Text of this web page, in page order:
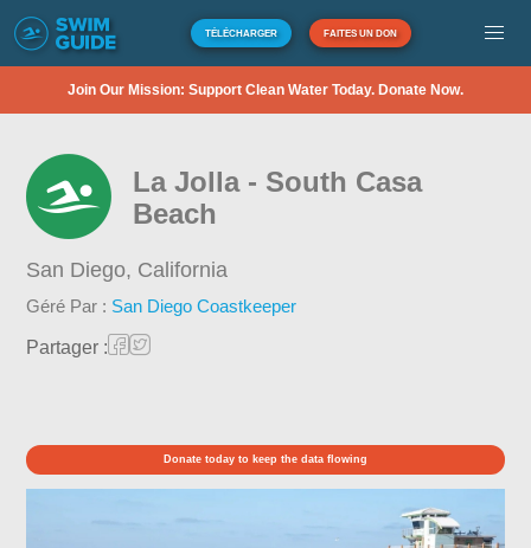
TÉLÉCHARGER FAITES UN DON
Join Our Mission: Support Clean Water Today. Donate Now.
La Jolla - South Casa
Beach
San Diego, California
Géré Par : San Diego Coastkeeper
Partager :
Donate today to keep the data flowing